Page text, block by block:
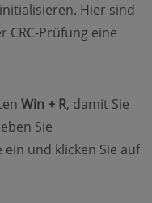
Hier sind
CRC-Prüfung eine
Win + R, damit Sie
Sie
ein und klicken Sie auf